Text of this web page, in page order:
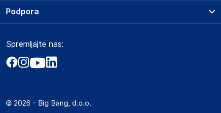
O podjetju
Obvestila za javnost
Akt o digitalnih storitvah
Marketplace za partnerje
Storitve
Dostava, vnos in odvoz
Zavarovanje izdelkov
Podpora
Marketplace
Kako oddati naročilo?
Spremljajte nas:
© 2026 - Big Bang, d.o.o.